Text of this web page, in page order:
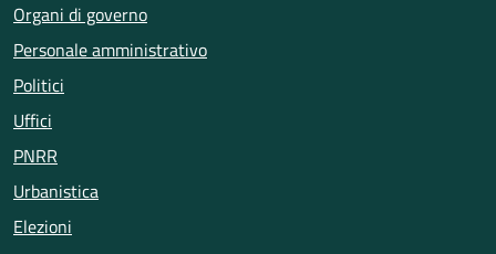
Organi di governo
Personale amministrativo
Politici
Uffici
PNRR
Urbanistica
Elezioni